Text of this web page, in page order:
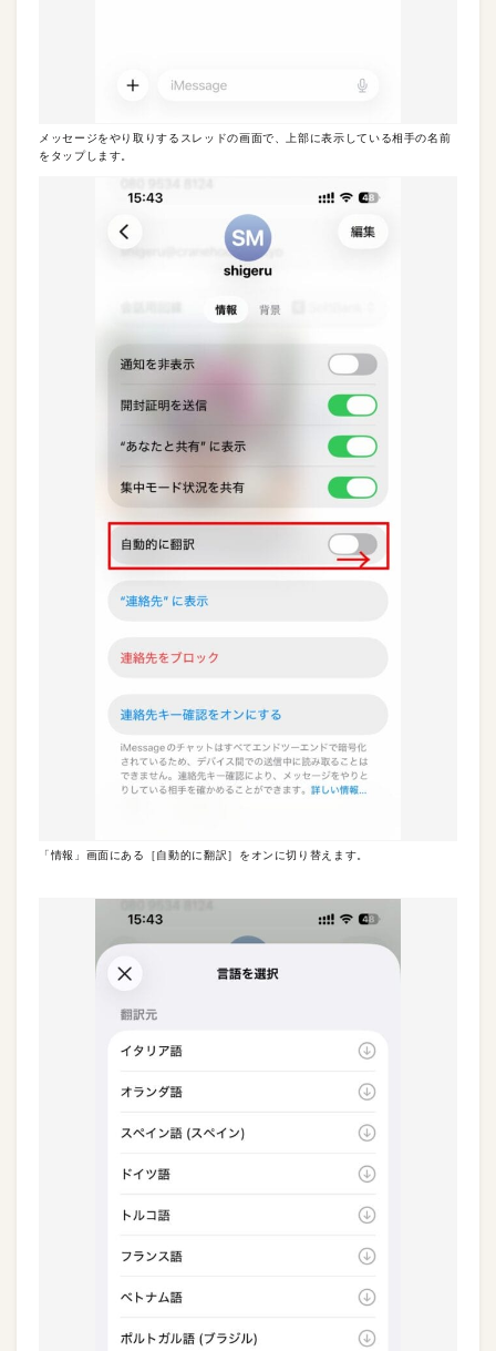
メッセージをやり取りするスレッドの画面で、上部に表示している相手の名前
をタップします。
「情報」画面にある［自動的に翻訳］をオンに切り替えます。